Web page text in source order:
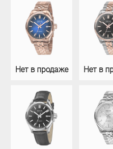
Нет в продаже Нет в